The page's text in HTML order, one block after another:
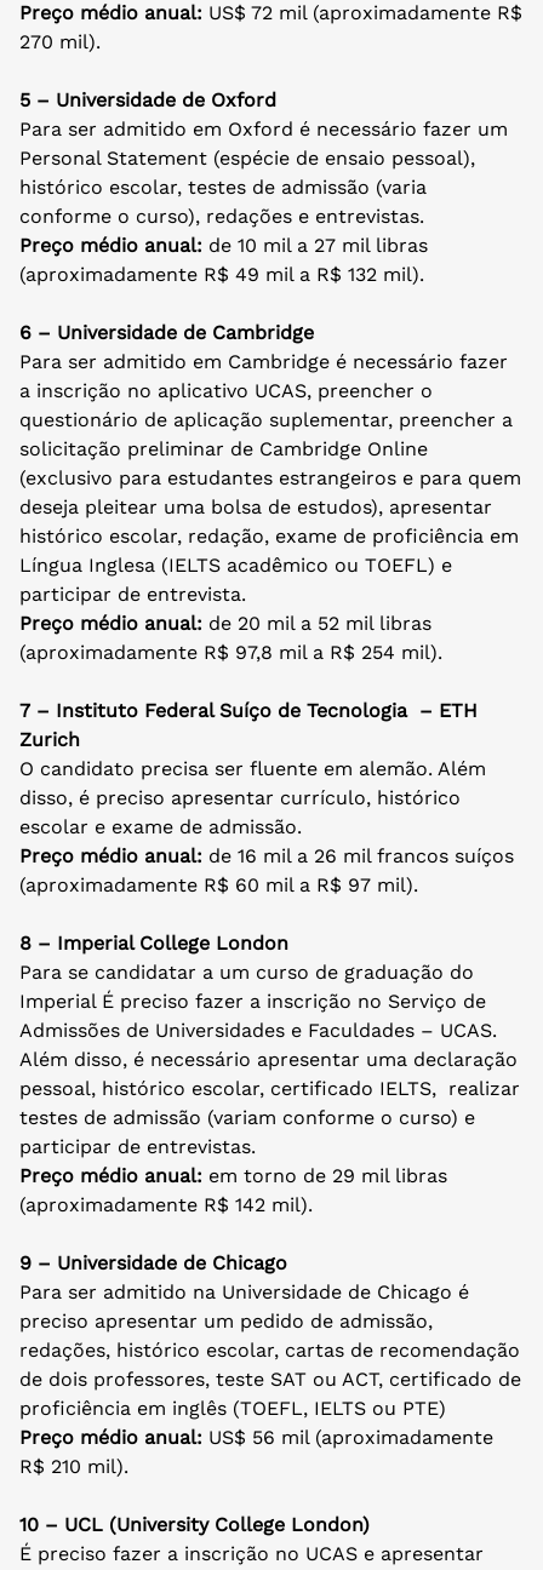
Preço médio anual: US$ 72 mil (aproximadamente R$
270 mil).
5 – Universidade de Oxford
Para ser admitido em Oxford é necessário fazer um
Personal Statement (espécie de ensaio pessoal),
histórico escolar, testes de admissão (varia
conforme o curso), redações e entrevistas.
Preço médio anual: de 10 mil a 27 mil libras
(aproximadamente R$ 49 mil a R$ 132 mil).
6 – Universidade de Cambridge
Para ser admitido em Cambridge é necessário fazer
a inscrição no aplicativo UCAS, preencher o
questionário de aplicação suplementar, preencher a
solicitação preliminar de Cambridge Online
(exclusivo para estudantes estrangeiros e para quem
deseja pleitear uma bolsa de estudos), apresentar
histórico escolar, redação, exame de proficiência em
Língua Inglesa (IELTS acadêmico ou TOEFL) e
participar de entrevista.
Preço médio anual: de 20 mil a 52 mil libras
(aproximadamente R$ 97,8 mil a R$ 254 mil).
7 – Instituto Federal Suíço de Tecnologia – ETH
Zurich
O candidato precisa ser fluente em alemão. Além
disso, é preciso apresentar currículo, histórico
escolar e exame de admissão.
Preço médio anual: de 16 mil a 26 mil francos suíços
(aproximadamente R$ 60 mil a R$ 97 mil).
8 – Imperial College London
Para se candidatar a um curso de graduação do
Imperial É preciso fazer a inscrição no Serviço de
Admissões de Universidades e Faculdades – UCAS.
Além disso, é necessário apresentar uma declaração
pessoal, histórico escolar, certificado IELTS, realizar
testes de admissão (variam conforme o curso) e
participar de entrevistas.
Preço médio anual: em torno de 29 mil libras
(aproximadamente R$ 142 mil).
9 – Universidade de Chicago
Para ser admitido na Universidade de Chicago é
preciso apresentar um pedido de admissão,
redações, histórico escolar, cartas de recomendação
de dois professores, teste SAT ou ACT, certificado de
proficiência em inglês (TOEFL, IELTS ou PTE)
Preço médio anual: US$ 56 mil (aproximadamente
R$ 210 mil).
10 – UCL (University College London)
É preciso fazer a inscrição no UCAS e apresentar